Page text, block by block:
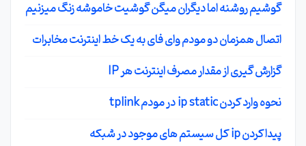
گوشیم روشنه اما دیگران میگن گوشیت خاموشه زنگ میزنیم
اتصال همزمان دو مودم وای فای به یک خط اینترنت مخابرات
گزارش گیری از مقدار مصرف اینترنت هر IP
نحوه وارد کردن ip static در مودم tplink
پیدا کردن ip کل سیستم های موجود در شبکه